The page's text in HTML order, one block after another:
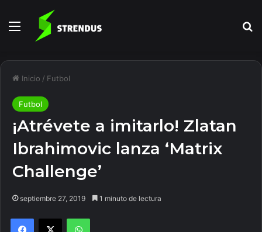
Menú
Inicio / Futbol
Futbol
¡Atrévete a imitarlo! Zlatan
Ibrahimovic lanza ‘Matrix
Challenge’
septiembre 27, 2019 1 minuto de lectura
Facebook
X WhatsApp